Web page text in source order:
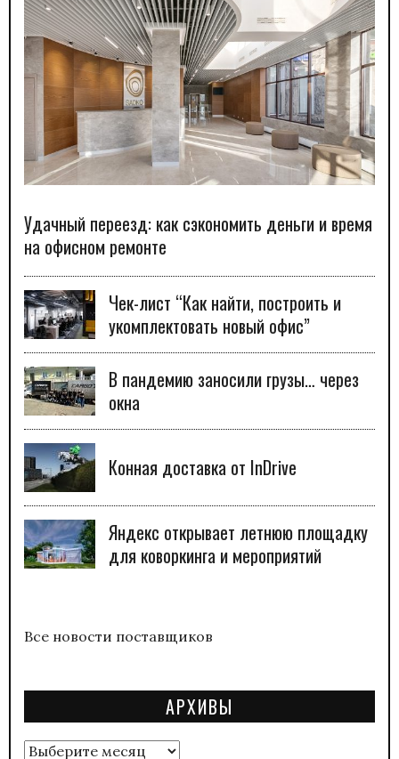
Удачный переезд: как сэкономить деньги и время
на офисном ремонте
Чек-лист “Как найти, построить и
укомплектовать новый офис”
В пандемию заносили грузы… через
окна
Конная доставка от InDrive
Яндекс открывает летнюю площадку
для коворкинга и мероприятий
Все новости поставщиков
АРХИВЫ
Архивы